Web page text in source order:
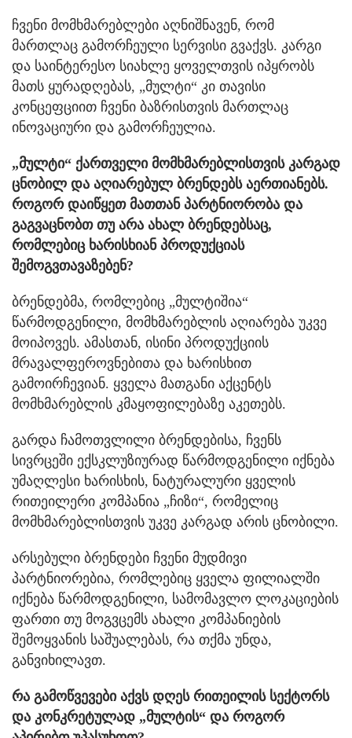
ჩვენი მომხმარებლები აღნიშნავენ, რომ
მართლაც გამორჩეული სერვისი გვაქვს. კარგი
და საინტერესო სიახლე ყოველთვის იპყრობს
მათს ყურადღებას, „მულტი“ კი თავისი
კონცეფციით ჩვენი ბაზრისთვის მართლაც
ინოვაციური და გამორჩეულია.
„მულტი“ ქართველი მომხმარებლისთვის კარგად
ცნობილ და აღიარებულ ბრენდებს აერთიანებს.
როგორ დაიწყეთ მათთან პარტნიორობა და
გაგვაცნობთ თუ არა ახალ ბრენდებსაც,
რომლებიც ხარისხიან პროდუქციას
შემოგვთავაზებენ?
ბრენდებმა, რომლებიც „მულტიშია“
წარმოდგენილი, მომხმარებლის აღიარება უკვე
მოიპოვეს. ამასთან, ისინი პროდუქციის
მრავალფეროვნებითა და ხარისხით
გამოირჩევიან. ყველა მათგანი აქცენტს
მომხმარებლის კმაყოფილებაზე აკეთებს.
გარდა ჩამოთვლილი ბრენდებისა, ჩვენს
სივრცეში ექსკლუზიურად წარმოდგენილი იქნება
უმაღლესი ხარისხის, ნატურალური ყველის
რითეილერი კომპანია „ჩიზი“, რომელიც
მომხმარებლისთვის უკვე კარგად არის ცნობილი.
არსებული ბრენდები ჩვენი მუდმივი
პარტნიორებია, რომლებიც ყველა ფილიალში
იქნება წარმოდგენილი, სამომავლო ლოკაციების
ფართი თუ მოგვცემს ახალი კომპანიების
შემოყვანის საშუალებას, რა თქმა უნდა,
განვიხილავთ.
რა გამოწვევები აქვს დღეს რითეილის სექტორს
და კონკრეტულად „მულტის“ და როგორ